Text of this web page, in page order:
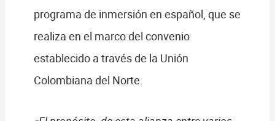
programa de inmersión en español, que se
realiza en el marco del convenio
establecido a través de la Unión
Colombiana del Norte.